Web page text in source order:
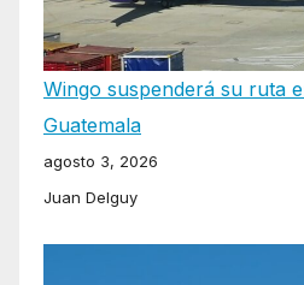
Wingo suspenderá su ruta
Guatemala
agosto 3, 2026
Juan Delguy